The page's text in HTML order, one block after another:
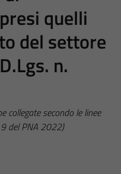
quelli
del settore
n.
collegate secondo le linee
9 del PNA 2022)